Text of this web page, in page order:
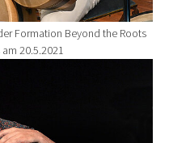
Formation Beyond the Roots
20.5.2021